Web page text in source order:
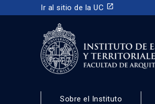
Ir al sitio de la UC launch
Y TERRITORIALES
FACULTAD DE ARQUITECTURA,
Sobre el Instituto